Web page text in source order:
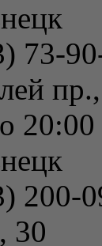
73-
20:00
200-
30